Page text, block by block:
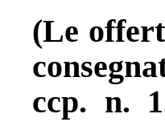
(Le
ccp. n.